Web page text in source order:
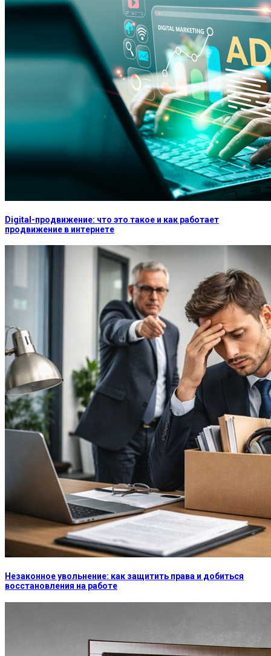
Digital-продвижение: что это такое и как работает
продвижение в интернете
Незаконное увольнение: как защитить права и добиться
восстановления на работе